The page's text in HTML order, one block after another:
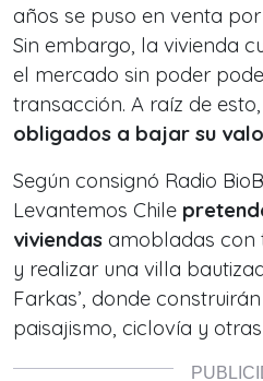
años se puso en venta
Sin embargo, la vivienda
el mercado sin poder
transacción. A raíz de esto,
obligados a bajar su
Según consignó Radio
Levantemos Chile
viviendas amobladas con
y realizar una villa
Farkas’, donde
paisajismo, ciclovía y